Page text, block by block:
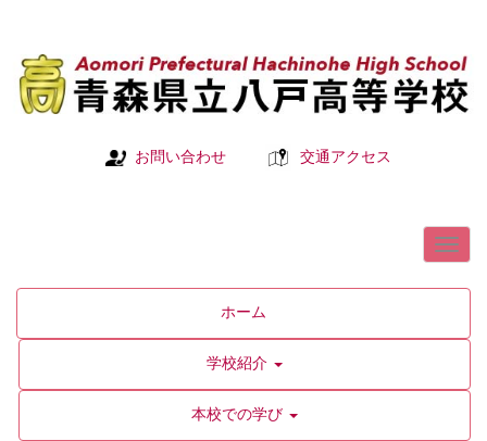
お問い合わせ 交通アクセス
ホーム
学校紹介
本校での学び